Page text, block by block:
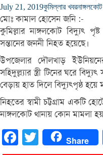
July 21, 2019কুমিল্লার খবর
মোঃ কামাল হোসেন জনি :-
কুমিল্লার নাঙ্গলকোট বিদ্যুৎ
সন্তানের জননী নিহত হয়েছে।
উপজেলার দৌলখাড়
সহিদুল্ল্যার স্ত্রী টিনের ঘরে
বেড়ায় হাত দিলে বিদ্যুৎপৃষ্ঠ হয়ে
নিহতের স্বামী চট্টগ্রাম একটি
নাঙ্গলকোট থানায় কোন মামলা
FacebookTwitter Share